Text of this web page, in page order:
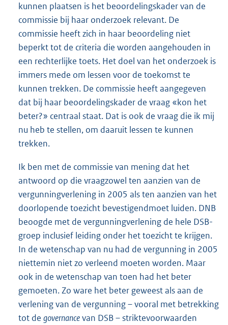
kunnen plaatsen is het beoordelingskader van de
commissie bij haar onderzoek relevant. De
commissie heeft zich in haar beoordeling niet
beperkt tot de criteria die worden aangehouden in
een rechterlijke toets. Het doel van het onderzoek is
immers mede om lessen voor de toekomst te
kunnen trekken. De commissie heeft aangegeven
dat bij haar beoordelingskader de vraag «kon het
beter?» centraal staat. Dat is ook de vraag die ik mij
nu heb te stellen, om daaruit lessen te kunnen
trekken.
Ik ben met de commissie van mening dat het
antwoord op die vraagzowel ten aanzien van de
vergunningverlening in 2005 als ten aanzien van het
doorlopende toezicht bevestigendmoet luiden. DNB
beoogde met de vergunningverlening de hele DSB-
groep inclusief leiding onder het toezicht te krijgen.
In de wetenschap van nu had de vergunning in 2005
niettemin niet zo verleend moeten worden. Maar
ook in de wetenschap van toen had het beter
gemoeten. Zo ware het beter geweest als aan de
verlening van de vergunning – vooral met betrekking
tot de governancevan DSB – striktevoorwaarden